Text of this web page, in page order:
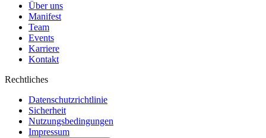
Über uns
Manifest
Team
Events
Karriere
Kontakt
Rechtliches
Datenschutzrichtlinie
Sicherheit
Nutzungsbedingungen
Impressum